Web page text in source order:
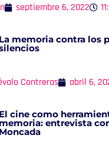
septiembre 6, 2022
La memoria contra los
Contreras abril 6,
El cine como
memoria: entrevista
Moncada